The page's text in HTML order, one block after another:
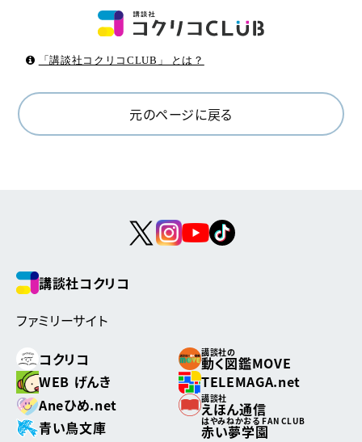
「講談社コクリコCLUB」 とは？
元のページに戻る
講談社コクリコ
ファミリーサイト
コクリコ
講談社の
動く図鑑MOVE
WEB げんき
TELEMAGA.net
Aneひめ.net
講談社
えほん通信
青い鳥文庫
はやみねかおる FAN CLUB
赤い夢学園